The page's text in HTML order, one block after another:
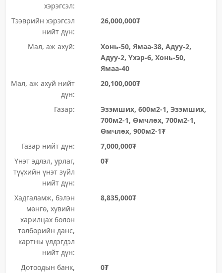
хэрэгсэл:
Тээврийн хэрэгсэл
нийт дүн:
26,000,000₮
Мал, аж ахуй:
Хонь-50, Ямаа-38, Адуу-2,
Адуу-2, Үхэр-6, Хонь-50,
Ямаа-40
Мал, аж ахуй нийт
дүн:
20,100,000₮
Газар:
Эзэмших, 600м2-1, Эзэмших,
700м2-1, Өмчлөх, 700м2-1,
Өмчлөх, 900м2-1₮
Газар нийт дүн:
7,000,000₮
Үнэт эдлэл, урлаг,
түүхийн үнэт зүйл
нийт дүн:
0₮
Хадгаламж, бэлэн
мөнгө, хувийн
харилцах болон
төлбөрийн данс,
картны үлдэгдэл
нийт дүн:
8,835,000₮
Дотоодын банк,
0₮